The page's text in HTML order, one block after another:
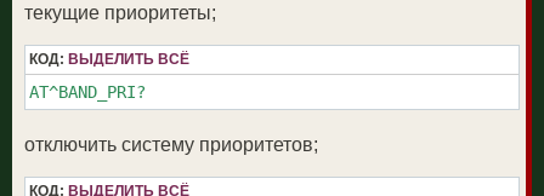
текущие приоритеты;
КОД: ВЫДЕЛИТЬ ВСЁ
AT^BAND_PRI?
отключить систему приоритетов;
КОД: ВЫДЕЛИТЬ ВСЁ